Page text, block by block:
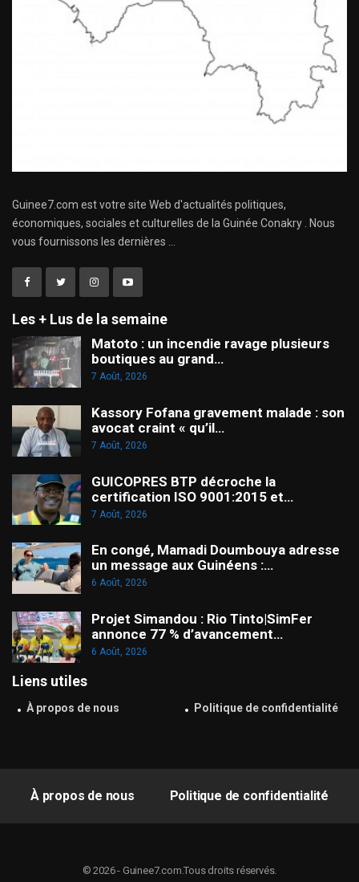
Guinee7.com est votre site Web d'actualités politiques,
économiques, sociales et culturelles de la Guinée Conakry . Nous
vous fournissons les dernières ...
Les + Lus de la semaine
Matoto : un incendie ravage plusieurs
boutiques au grand…
7 Août, 2026
Kassory Fofana gravement malade : son
avocat craint « qu’il…
7 Août, 2026
GUICOPRES BTP décroche la
certification ISO 9001:2015 et…
7 Août, 2026
En congé, Mamadi Doumbouya adresse
un message aux Guinéens :…
6 Août, 2026
Projet Simandou : Rio Tinto|SimFer
annonce 77 % d’avancement…
6 Août, 2026
Liens utiles
À propos de nous Politique de confidentialité
À propos de nous Politique de confidentialité
© 2026 - Guinee7.com.Tous droits réservés.